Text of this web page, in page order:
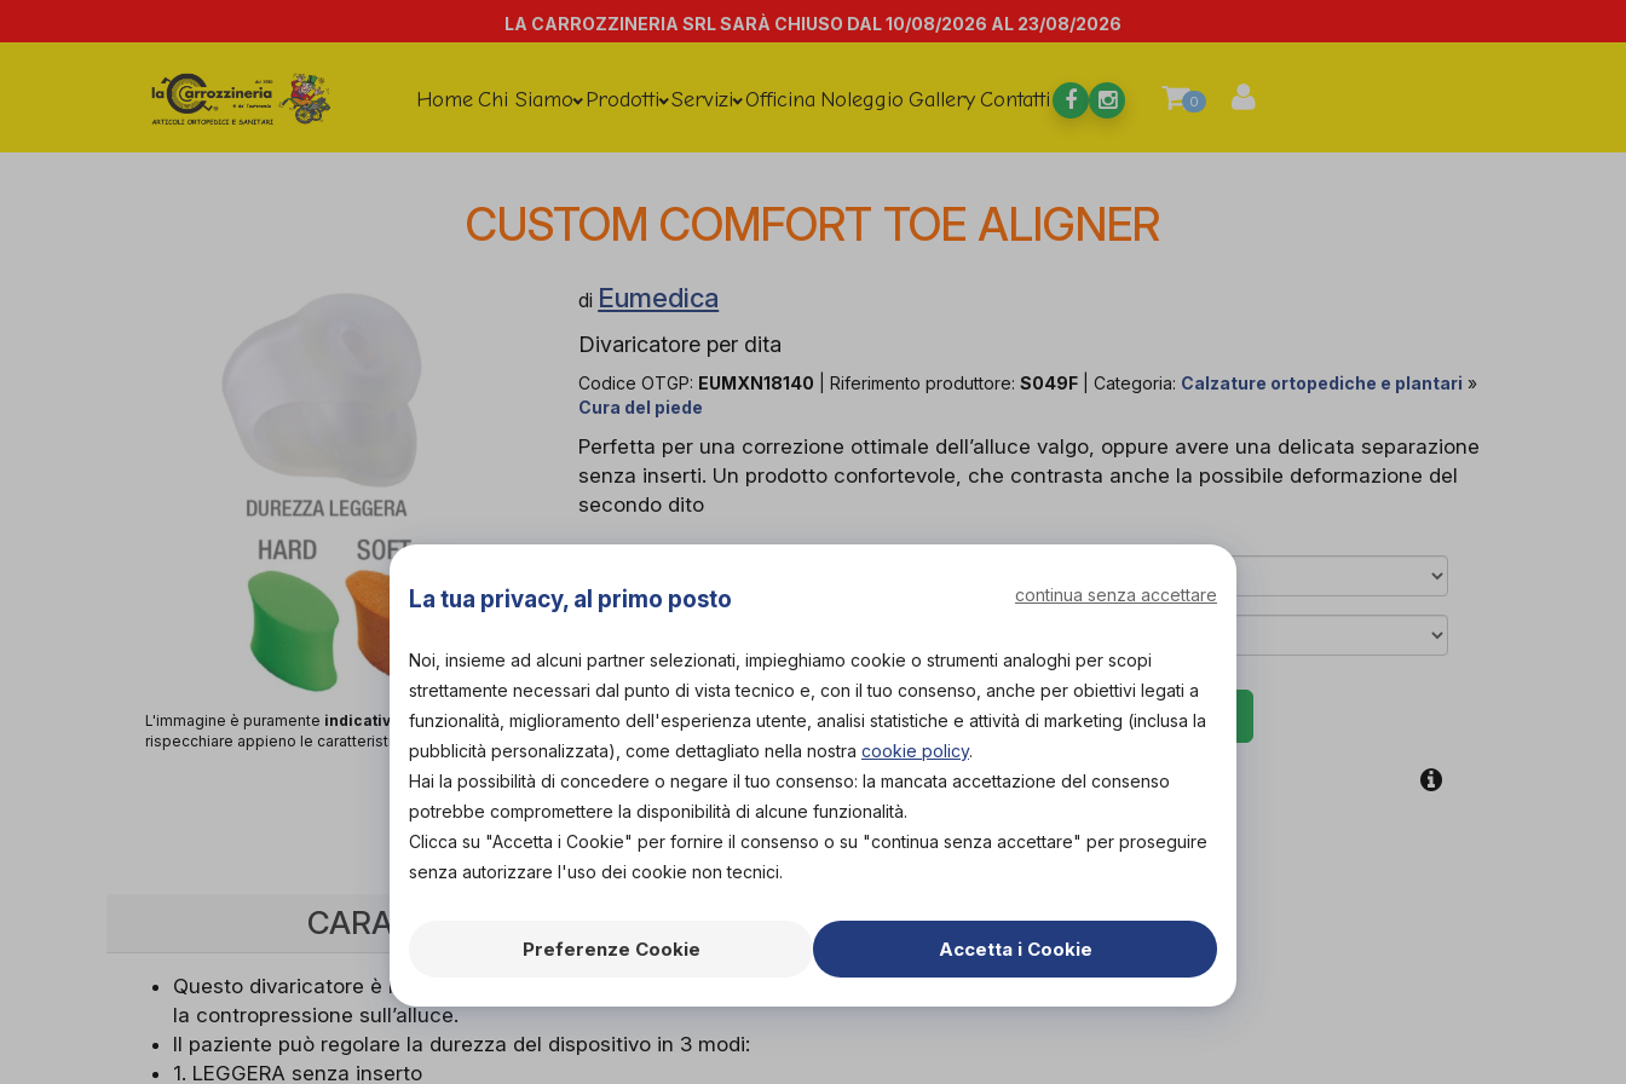
LA CARROZZINERIA SRL SARÀ CHIUSO DAL 10/08/2026 AL 23/08/2026
Home Chi Siamo Prodotti Servizi Officina Noleggio Gallery Contatti 0
CUSTOM COMFORT TOE ALIGNER
L'immagine è puramente indicativa
e potrebbe non
rispecchiare appieno le caratteristiche del prodotto.
di Eumedica
Divaricatore per dita
Codice OTGP: EUMXN18140 | Riferimento produttore:S049F | Categoria: Calzature ortopediche e plantari »
Cura del piede
Perfetta per una correzione ottimale dell’alluce valgo, oppure avere una delicata separazione
senza inserti. Un prodotto confortevole, che contrasta anche la possibile deformazione del
secondo dito
NEGOZIO
DA9,00€
PROVA E NOLEGGIA IN
NEGOZIO
NON DISPONIBILE
ACQUISTA ONLINE
NON DISPONIBILE
Organizza prova in negozio
Scarica il coupon
CARATTERISTICHE
Questo divaricatore è l’unico sul mercato capace di graduare
la contropressione sull’alluce.
Il paziente può regolare la durezza del dispositivo in 3 modi:
1. LEGGERA senza inserto
La tua privacy, al primo posto continua senza accettare
Noi, insieme ad alcuni partner selezionati, impieghiamo cookie o strumenti analoghi per scopi
strettamente necessari dal punto di vista tecnico e, con il tuo consenso, anche per obiettivi legati a
funzionalità, miglioramento dell'esperienza utente, analisi statistiche e attività di marketing (inclusa la
pubblicità personalizzata), come dettagliato nella nostra cookie policy.
Hai la possibilità di concedere o negare il tuo consenso: la mancata accettazione del consenso
potrebbe compromettere la disponibilità di alcune funzionalità.
Clicca su "Accetta i Cookie" per fornire il consenso o su "continua senza accettare" per proseguire
senza autorizzare l'uso dei cookie non tecnici.
Preferenze Cookie Accetta i Cookie